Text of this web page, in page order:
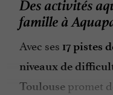
famille à
Avec ses 17 pistes
niveaux de
Toulouse promet